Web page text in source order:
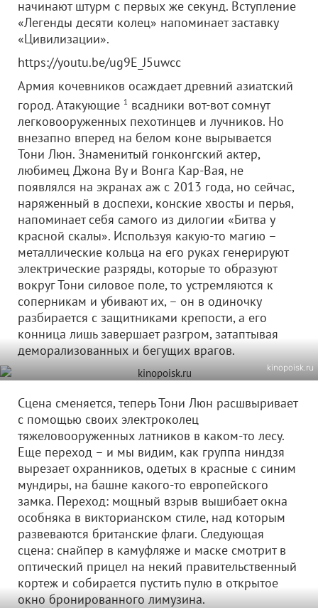
начинают штурм с первых же секунд. Вступление
«Легенды десяти колец» напоминает заставку
«Цивилизации».
https://youtu.be/ug9E_J5uwcc
Армия кочевников осаждает древний азиатский
город. Атакующие 1 всадники вот-вот сомнут
легковооруженных пехотинцев и лучников. Но
внезапно вперед на белом коне вырывается
Тони Люн. Знаменитый гонконгский актер,
любимец Джона Ву и Вонга Кар-Вая, не
появлялся на экранах аж с 2013 года, но сейчас,
наряженный в доспехи, конские хвосты и перья,
напоминает себя самого из дилогии «Битва у
красной скалы». Используя какую-то магию –
металлические кольца на его руках генерируют
электрические разряды, которые то образуют
вокруг Тони силовое поле, то устремляются к
соперникам и убивают их, – он в одиночку
разбирается с защитниками крепости, а его
конница лишь завершает разгром, затаптывая
деморализованных и бегущих врагов.
kinopoisk.ru
Сцена сменяется, теперь Тони Люн расшвыривает
с помощью своих электроколец
тяжеловооруженных латников в каком-то лесу.
Еще переход – и мы видим, как группа ниндзя
вырезает охранников, одетых в красные с синим
мундиры, на башне какого-то европейского
замка. Переход: мощный взрыв вышибает окна
особняка в викторианском стиле, над которым
развеваются британские флаги. Следующая
сцена: снайпер в камуфляже и маске смотрит в
оптический прицел на некий правительственный
кортеж и собирается пустить пулю в открытое
окно бронированного лимузина.